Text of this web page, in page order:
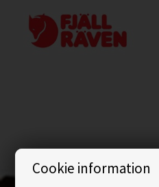
Cookie information